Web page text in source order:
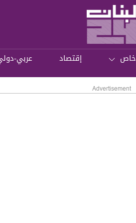
خاص إقتصاد عربي-
Advertisement